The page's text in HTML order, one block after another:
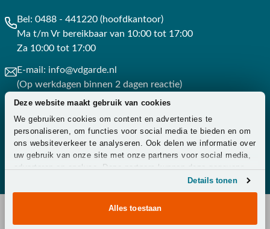
Deze website maakt gebruik van cookies
We gebruiken cookies om content en advertenties te
personaliseren, om functies voor social media te bieden en om
ons websiteverkeer te analyseren. Ook delen we informatie over
uw gebruik van onze site met onze partners voor social media,
adverteren en analyse. Deze partners kunnen deze gegevens
combineren met andere informatie die u aan ze heeft verstrekt
of die ze hebben verzameld op basis van uw gebruik van hun
Details tonen
Alles toestaan
Bel: 0488 - 441220 (hoofdkantoor)
Ma t/m Vr bereikbaar van 10:00 tot 17:00
Za 10:00 tot 17:00
E-mail: info@vdgarde.nl
(Op werkdagen binnen 2 dagen reactie)
Whatsapp: 0488441220
(Op werkdagen binnen 3 uur reactie)